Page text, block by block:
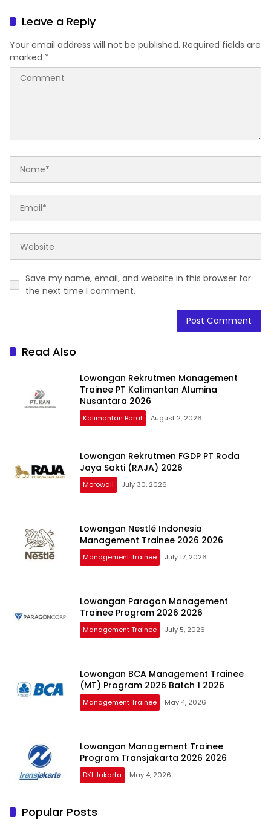
Leave a Reply
Your email address will not be published. Required fields are
marked *
Save my name, email, and website in this browser for
the next time I comment.
Read Also
Lowongan Rekrutmen Management
Trainee PT Kalimantan Alumina
Nusantara 2026
Kalimantan Barat August 2, 2026
Lowongan Rekrutmen FGDP PT Roda
Jaya Sakti (RAJA) 2026
Morowali July 30, 2026
Lowongan Nestlé Indonesia
Management Trainee 2026 2026
Management Trainee July 17, 2026
Lowongan Paragon Management
Trainee Program 2026 2026
Management Trainee July 5, 2026
Lowongan BCA Management Trainee
(MT) Program 2026 Batch 1 2026
Management Trainee May 4, 2026
Lowongan Management Trainee
Program Transjakarta 2026 2026
DKI Jakarta May 4, 2026
Popular Posts